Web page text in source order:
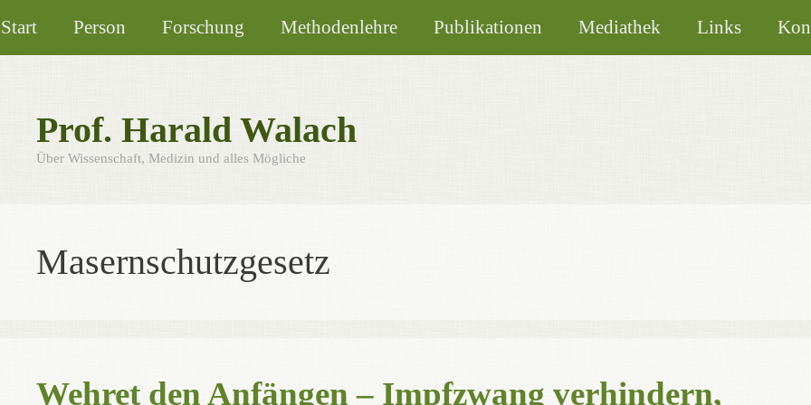
Inhalt
springen
Start Person Forschung Methodenlehre Publikationen Mediathek Links
Prof. Harald Walach
Über Wissenschaft, Medizin und alles Mögliche
Masernschutzgesetz
Wehret den Anfängen – Impfzwang verhindern,